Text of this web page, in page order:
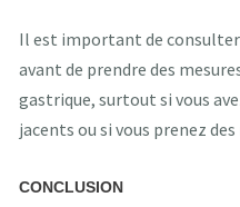
Il est important de
avant de prendre des
gastrique, surtout si vous
jacents ou si vous prenez
CONCLUSION